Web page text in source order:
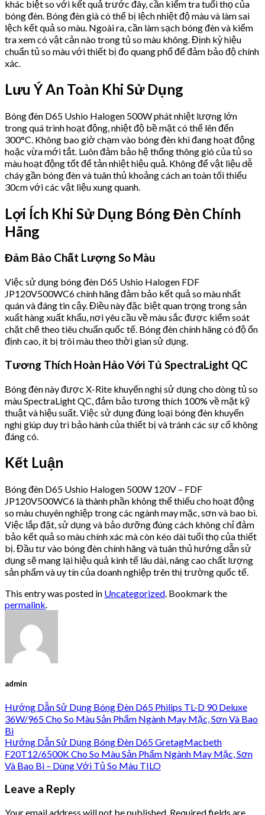
khác biệt so với kết quả trước đây, cần kiểm tra tuổi thọ của
bóng đèn. Bóng đèn già có thể bị lệch nhiệt độ màu và làm sai
lệch kết quả so màu. Ngoài ra, cần làm sạch bóng đèn và kiểm
tra xem có vật cản nào trong tủ so màu không. Định kỳ hiệu
chuẩn tủ so màu với thiết bị đo quang phổ để đảm bảo độ chính
xác.
Lưu Ý An Toàn Khi Sử Dụng
Bóng đèn D65 Ushio Halogen 500W phát nhiệt lượng lớn
trong quá trình hoạt động, nhiệt độ bề mặt có thể lên đến
300°C. Không bao giờ chạm vào bóng đèn khi đang hoạt động
hoặc vừa mới tắt. Luôn đảm bảo hệ thống thông gió của tủ so
màu hoạt động tốt để tản nhiệt hiệu quả. Không để vật liệu dễ
cháy gần bóng đèn và tuân thủ khoảng cách an toàn tối thiểu
30cm với các vật liệu xung quanh.
Lợi Ích Khi Sử Dụng Bóng Đèn Chính
Hãng
Đảm Bảo Chất Lượng So Màu
Việc sử dụng bóng đèn D65 Ushio Halogen FDF
JP120V500WC6 chính hãng đảm bảo kết quả so màu nhất
quán và đáng tin cậy. Điều này đặc biệt quan trọng trong sản
xuất hàng xuất khẩu, nơi yêu cầu về màu sắc được kiểm soát
chặt chẽ theo tiêu chuẩn quốc tế. Bóng đèn chính hãng có độ ổn
định cao, ít bị trôi màu theo thời gian sử dụng.
Tương Thích Hoàn Hảo Với Tủ SpectraLight QC
Bóng đèn này được X-Rite khuyến nghị sử dụng cho dòng tủ so
màu SpectraLight QC, đảm bảo tương thích 100% về mặt kỹ
thuật và hiệu suất. Việc sử dụng đúng loại bóng đèn khuyến
nghị giúp duy trì bảo hành của thiết bị và tránh các sự cố không
đáng có.
Kết Luận
Bóng đèn D65 Ushio Halogen 500W 120V – FDF
JP120V500WC6 là thành phần không thể thiếu cho hoạt động
so màu chuyên nghiệp trong các ngành may mặc, sơn và bao bì.
Việc lắp đặt, sử dụng và bảo dưỡng đúng cách không chỉ đảm
bảo kết quả so màu chính xác mà còn kéo dài tuổi thọ của thiết
bị. Đầu tư vào bóng đèn chính hãng và tuân thủ hướng dẫn sử
dụng sẽ mang lại hiệu quả kinh tế lâu dài, nâng cao chất lượng
sản phẩm và uy tín của doanh nghiệp trên thị trường quốc tế.
This entry was posted in Uncategorized. Bookmark the
permalink.
admin
Hướng Dẫn Sử Dụng Bóng Đèn D65 Philips TL-D 90 Deluxe
36W/965 Cho So Màu Sản Phẩm Ngành May Mặc, Sơn Và Bao
Bì
Hướng Dẫn Sử Dụng Bóng Đèn D65 GretagMacbeth
F20T12/6500K Cho So Màu Sản Phẩm Ngành May Mặc, Sơn
Và Bao Bì – Dùng Với Tủ So Màu TILO
Leave a Reply
Your email address will not be published. Required fields are